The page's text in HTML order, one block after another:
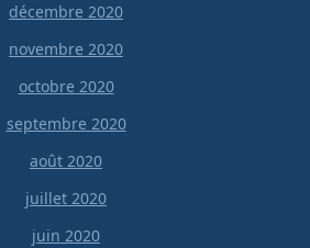
décembre 2020
novembre 2020
octobre 2020
septembre 2020
août 2020
juillet 2020
juin 2020